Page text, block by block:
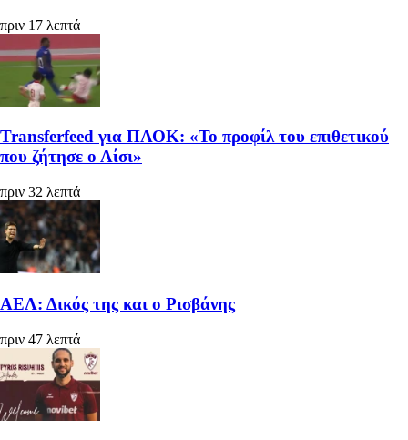
πριν 17 λεπτά
Transferfeed για ΠΑΟΚ: «Το προφίλ του επιθετικού
που ζήτησε ο Λίσι»
πριν 32 λεπτά
ΑΕΛ: Δικός της και ο Ρισβάνης
πριν 47 λεπτά